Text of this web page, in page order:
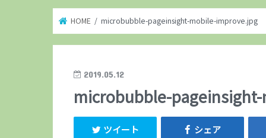
HOME microbubble-pageinsight-mobile-improve.jpg
2019.05.12
microbubble-
ツイート シェア